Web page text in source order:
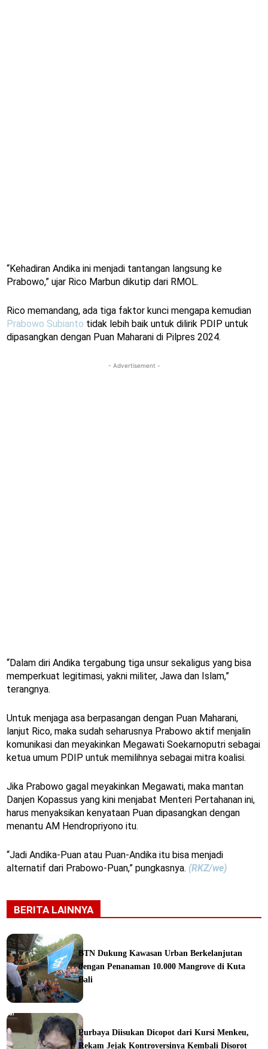
“Kehadiran Andika ini menjadi tantangan langsung ke
Prabowo,” ujar Rico Marbun dikutip dari RMOL.
Rico memandang, ada tiga faktor kunci mengapa kemudian
Prabowo Subianto tidak lebih baik untuk dilirik PDIP untuk
dipasangkan dengan Puan Maharani di Pilpres 2024.
- Advertisement -
“Dalam diri Andika tergabung tiga unsur sekaligus yang bisa
memperkuat legitimasi, yakni militer, Jawa dan Islam,”
terangnya.
Untuk menjaga asa berpasangan dengan Puan Maharani,
lanjut Rico, maka sudah seharusnya Prabowo aktif menjalin
komunikasi dan meyakinkan Megawati Soekarnoputri sebagai
ketua umum PDIP untuk memilihnya sebagai mitra koalisi.
Jika Prabowo gagal meyakinkan Megawati, maka mantan
Danjen Kopassus yang kini menjabat Menteri Pertahanan ini,
harus menyaksikan kenyataan Puan dipasangkan dengan
menantu AM Hendropriyono itu.
“Jadi Andika-Puan atau Puan-Andika itu bisa menjadi
alternatif dari Prabowo-Puan,” pungkasnya. (RKZ/we)
BERITA LAINNYA
BTN Dukung Kawasan Urban Berkelanjutan
dengan Penanaman 10.000 Mangrove di Kuta
Bali
Purbaya Diisukan Dicopot dari Kursi Menkeu,
Rekam Jejak Kontroversinya Kembali Disorot